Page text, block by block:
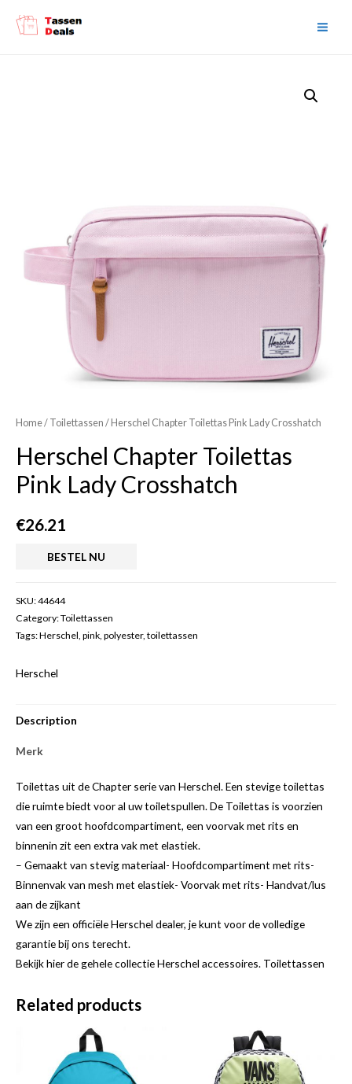
Home/ Toilettassen / Herschel Chapter Toilettas Pink Lady Crosshatch
Herschel Chapter Toilettas
Pink Lady Crosshatch
€26.21
BESTEL NU
SKU:44644
Category:Toilettassen
Tags:Herschel, pink, polyester, toilettassen
Herschel
Description
Merk
Toilettas uit de Chapter serie van Herschel. Een stevige toilettas
die ruimte biedt voor al uw toiletspullen. De Toilettas is voorzien
van een groot hoofdcompartiment, een voorvak met rits en
binnenin zit een extra vak met elastiek.
– Gemaakt van stevig materiaal- Hoofdcompartiment met rits-
Binnenvak van mesh met elastiek- Voorvak met rits- Handvat/lus
aan de zijkant
We zijn een officiële Herschel dealer, je kunt voor de volledige
garantie bij ons terecht.
Bekijk hier de gehele collectie Herschel accessoires. Toilettassen
Related products